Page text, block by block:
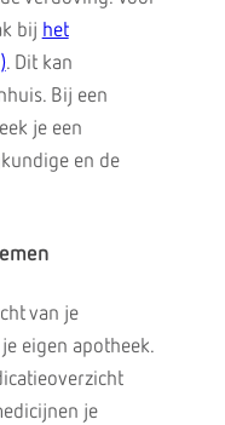
bij het
. Dit kan
Bij een
je een
en de
van je
eigen apotheek.
je